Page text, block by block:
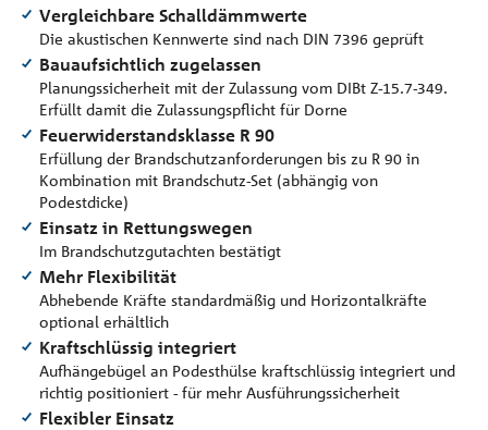
Vergleichbare Schalldämmwerte
Die akustischen Kennwerte sind nach DIN 7396 geprüft
Bauaufsichtlich zugelassen
Planungssicherheit mit der Zulassung vom DIBt Z-15.7-349.
Erfüllt damit die Zulassungspflicht für Dorne
Feuerwiderstandsklasse R 90
Erfüllung der Brandschutzanforderungen bis zu R 90 in
Kombination mit Brandschutz-Set (abhängig von
Podestdicke)
Einsatz in Rettungswegen
Im Brandschutzgutachten bestätigt
Mehr Flexibilität
Abhebende Kräfte standardmäßig und Horizontalkräfte
optional erhältlich
Kraftschlüssig integriert
Aufhängebügel an Podesthülse kraftschlüssig integriert und
richtig positioniert - für mehr Ausführungssicherheit
Flexibler Einsatz